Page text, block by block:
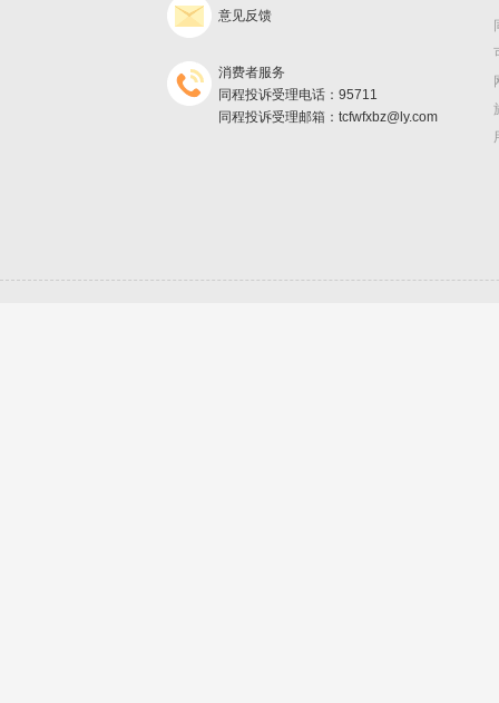
意见反馈
消费者服务
同程投诉受理电话：95711
同程投诉受理邮箱：tcfwfxbz@ly.com